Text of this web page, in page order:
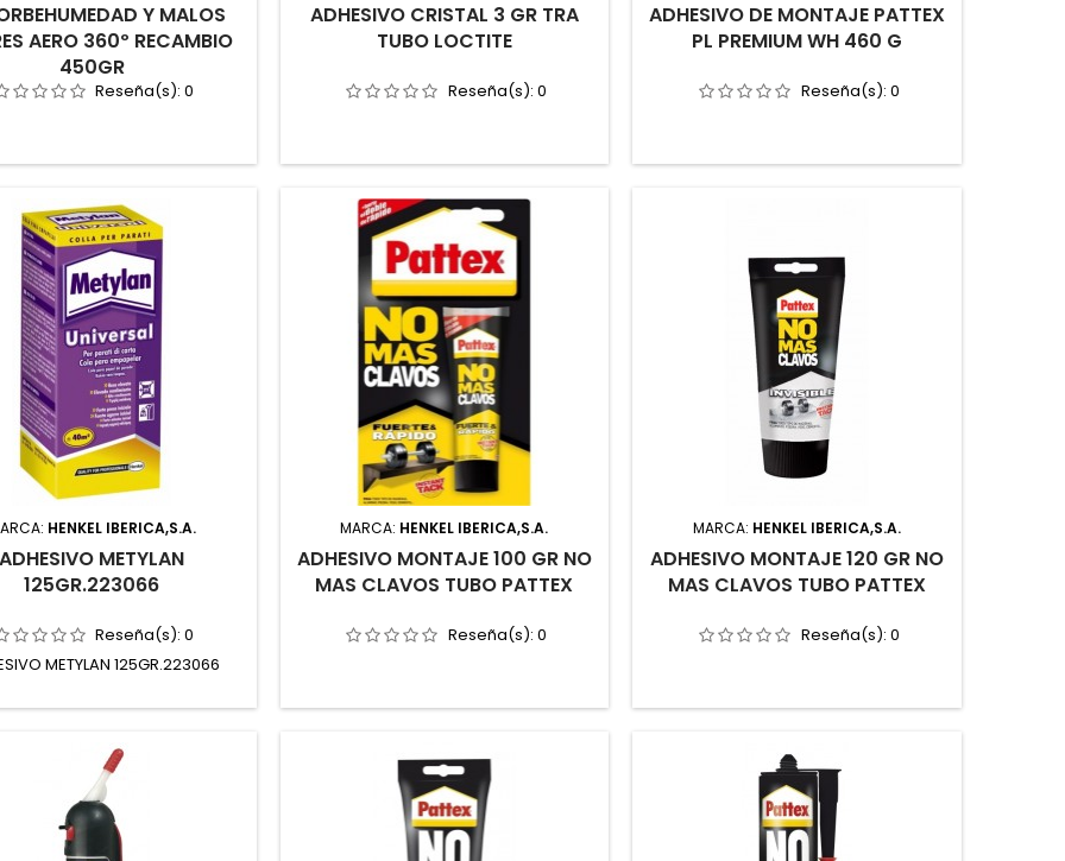
Y MALOS
AERO 360º RECAMBIO
450GR
Reseña(s):0
ADHESIVO CRISTAL 3 GR TRA
TUBO LOCTITE
Reseña(s): 0
ADHESIVO DE MONTAJE PATTEX
PL PREMIUM WH 460 G
Reseña(s): 0
HENKEL IBERICA,S.A.
ADHESIVO METYLAN
125GR.223066
Reseña(s):0
METYLAN 125GR.223066
MARCA: HENKEL IBERICA,S.A.
ADHESIVO MONTAJE 100 GR NO
MAS CLAVOS TUBO PATTEX
Reseña(s): 0
MARCA: HENKEL IBERICA,S.A.
ADHESIVO MONTAJE 120 GR NO
MAS CLAVOS TUBO PATTEX
Reseña(s): 0